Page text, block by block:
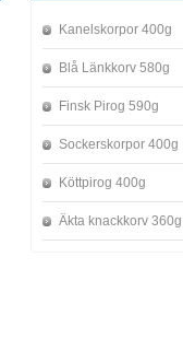
Kanelskorpor 400g
Blå Länkkorv 580g
Finsk Pirog 590g
Sockerskorpor 400g
Köttpirog 400g
Äkta knackkorv 360g